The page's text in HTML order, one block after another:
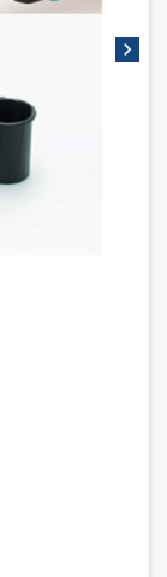
chevron_right